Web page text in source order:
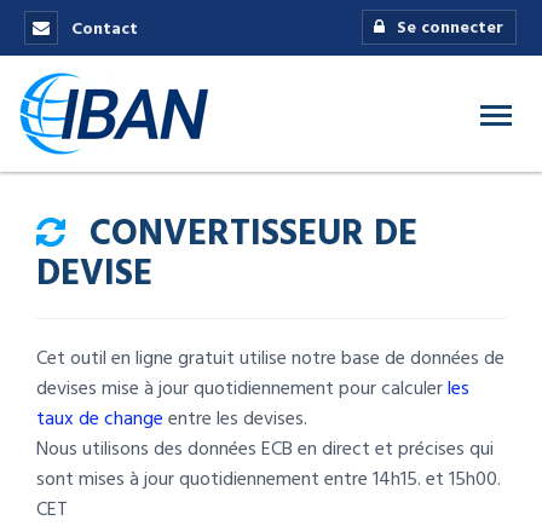
Contact Se connecter
CONVERTISSEUR DE
DEVISE
Cet outil en ligne gratuit utilise notre base de données de
devises mise à jour quotidiennement pour calculerles
taux de changeentre les devises.
Nous utilisons des données ECB en direct et précises qui
sont mises à jour quotidiennement entre 14h15. et 15h00.
CET